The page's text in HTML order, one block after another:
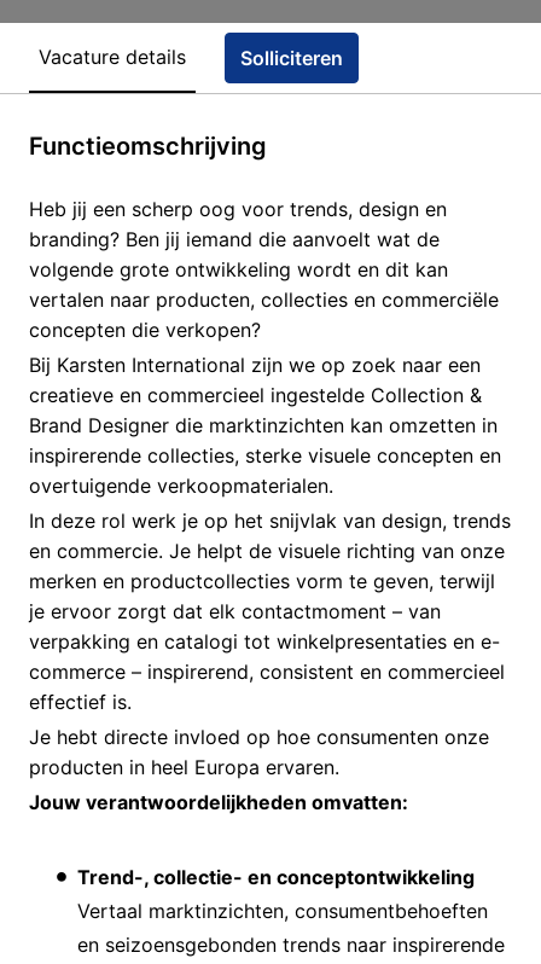
Vacature details Solliciteren
Functieomschrijving
Heb jij een scherp oog voor trends, design en
branding? Ben jij iemand die aanvoelt wat de
volgende grote ontwikkeling wordt en dit kan
vertalen naar producten, collecties en commerciële
concepten die verkopen?
Bij Karsten International zijn we op zoek naar een
creatieve en commercieel ingestelde Collection &
Brand Designer die marktinzichten kan omzetten in
inspirerende collecties, sterke visuele concepten en
overtuigende verkoopmaterialen.
In deze rol werk je op het snijvlak van design, trends
en commercie. Je helpt de visuele richting van onze
merken en productcollecties vorm te geven, terwijl
je ervoor zorgt dat elk contactmoment – van
verpakking en catalogi tot winkelpresentaties en e-
commerce – inspirerend, consistent en commercieel
effectief is.
Je hebt directe invloed op hoe consumenten onze
producten in heel Europa ervaren.
Jouw verantwoordelijkheden omvatten:
Trend-, collectie- en conceptontwikkeling
Vertaal marktinzichten, consumentbehoeften
en seizoensgebonden trends naar inspirerende